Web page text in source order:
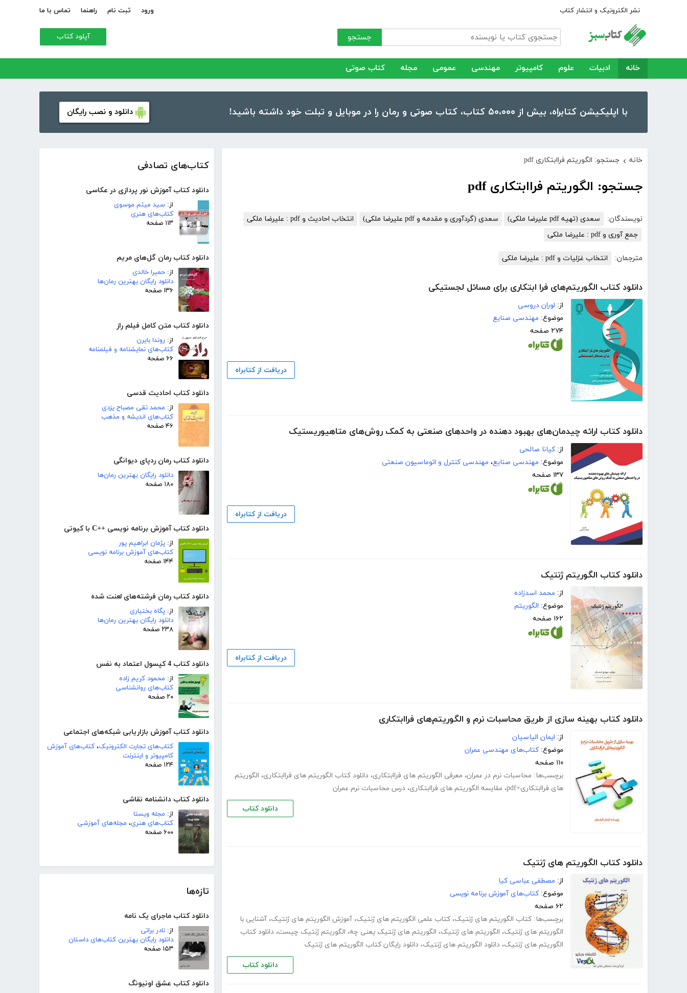
نشر الکترونیک و انتشار کتاب ورود ثبت نام راهنما تماس با ما
جستجو آپلود کتاب
خانه ادبیات علوم کامپیوتر مهندسی عمومی مجله کتاب صوتی
با اپلیکیشن کتابراه، بیش از ۵۰،۰۰۰ کتاب، کتاب صوتی و رمان را در موبایل و تبلت خود داشته باشید! دانلود و نصب رایگان
کتاب‌های تصادفی
دانلود کتاب آموزش نور پردازی در عکاسی
از: سید میثم موسوی
کتاب‌های هنری
۱۱۳ صفحه
دانلود کتاب رمان گل‌های مریم
از: حمیرا خالدی
دانلود رایگان بهترین رمان‌ها
۱۳۶ صفحه
دانلود کتاب متن کامل فیلم راز
از: روندا بایرن
کتاب‌های نمایشنامه و فیلمنامه
۶۶ صفحه
دانلود کتاب احادیث قدسی
از: محمد تقی مصباح یزدی
کتاب‌های اندیشه و مذهب
۴۶ صفحه
دانلود کتاب رمان ردپای دیوانگی
دانلود رایگان بهترین رمان‌ها
۱۸۰ صفحه
دانلود کتاب آموزش برنامه نویسی ++C با کیوتی
از: پژمان ابراهیم پور
کتاب‌های آموزش برنامه نویسی
۱۴۴ صفحه
دانلود کتاب رمان فرشته‌های لعنت شده
از: پگاه بختیاری
دانلود رایگان بهترین رمان‌ها
۲۳۸ صفحه
دانلود کتاب 4 کپسول اعتماد به نفس
از: محمود کریم زاده
کتاب‌های روانشناسی
۲۰ صفحه
دانلود کتاب آموزش بازاریابی شبکه‌های اجتماعی
کتاب‌های تجارت الکترونیک، کتاب‌های آموزش
کامپیوتر و اینترنت
۱۲۴ صفحه
دانلود کتاب دانشنامه نقاشی
از: مجله ویستا
کتاب‌های هنری، مجله‌های آموزشی
۶۰۰ صفحه
تازه‌ها
دانلود کتاب ماجرای یک نامه
از: نادر براتی
دانلود رایگان بهترین کتاب‌های داستان
۱۵۳ صفحه
دانلود کتاب عشق اونیونگ
خانه › جستجو: الگوریتم فراابتکاری pdf
جستجو: الگوریتم فراابتکاری pdf
نویسندگان: سعدی (تهیه pdf علیرضا ملکی) سعدی (گردآوری و مقدمه و pdf علیرضا ملکی)
انتخاب احادیث و pdf : علیرضا ملکی
جمع آوری و pdf : علیرضا ملکی
مترجمان: انتخاب غزلیات و pdf : علیرضا ملکی
دانلود کتاب الگوریتم‌های فرا ابتکاری برای مسائل لجستیکی
از: لوران دروسی
موضوع: مهندسی صنایع
۲۷۴ صفحه
دریافت از کتابراه
دانلود کتاب ارائه چیدمان‌های بهبود دهنده در واحدهای صنعتی به کمک روش‌های متاهیوریستیک
از: کیانا صالحی
موضوع: مهندسی صنایع، مهندسی کنترل و اتوماسیون صنعتی
۱۳۷ صفحه
دریافت از کتابراه
دانلود کتاب الگوریتم ژنتیک
از: محمد اسدزاده
موضوع: الگوریتم
۱۶۲ صفحه
دریافت از کتابراه
دانلود کتاب بهینه سازی از طریق محاسبات نرم و الگوریتم‌های فراابتکاری
از: ایمان الیاسیان
موضوع: کتاب‌های مهندسی عمران
۱۱۰ صفحه
برچسب‌ها: محاسبات نرم در عمران، معرفی الگوریتم های فراابتکاری، دانلود کتاب الگوریتم های فراابتکاری، الگوریتم
های فراابتکاری+pdf
، مقایسه الگوریتم های فراابتکاری، درس محاسبات نرم عمران
دانلود کتاب
دانلود کتاب الگوریتم های ژنتیک
از: مصطفی عباسی کیا
موضوع: کتاب‌های آموزش برنامه نویسی
۶۲ صفحه
برچسب‌ها: کتاب الگوریتم های ژنتیک، کتاب علمی الگوریتم های ژنتیک، آموزش الگوریتم های ژنتیک، آشنایی با
الگوریتم های ژنتیک، الگوریتم های ژنتیک، الگوریتم های ژنتیک یعنی چه، الگوریتم ژنتیک چیست، دانلود کتاب
الگوریتم های ژنتیک، دانلود الگوریتم های ژنتیک، دانلود رایگان کتاب الگوریتم های ژنتیک
دانلود کتاب